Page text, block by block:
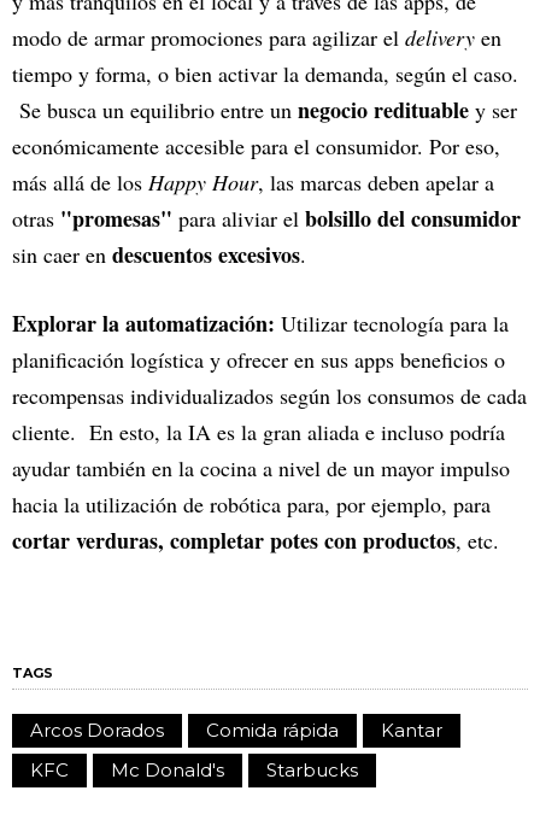
modo de armar promociones para agilizar el delivery en
tiempo y forma, o bien activar la demanda, según el caso.
Se busca un equilibrio entre un negocio redituable y ser
económicamente accesible para el consumidor. Por eso,
más allá de los Happy Hour, las marcas deben apelar a
otras "promesas" para aliviar el bolsillo del consumidor
sin caer en descuentos excesivos.
Explorar la automatización: Utilizar tecnología para la
planificación logística y ofrecer en sus apps beneficios o
recompensas individualizados según los consumos de cada
cliente. En esto, la IA es la gran aliada e incluso podría
ayudar también en la cocina a nivel de un mayor impulso
hacia la utilización de robótica para, por ejemplo, para
cortar verduras, completar potes con productos, etc.
TAGS
Arcos Dorados Comida rápida
Kantar
KFC
Mc Donald's Starbucks